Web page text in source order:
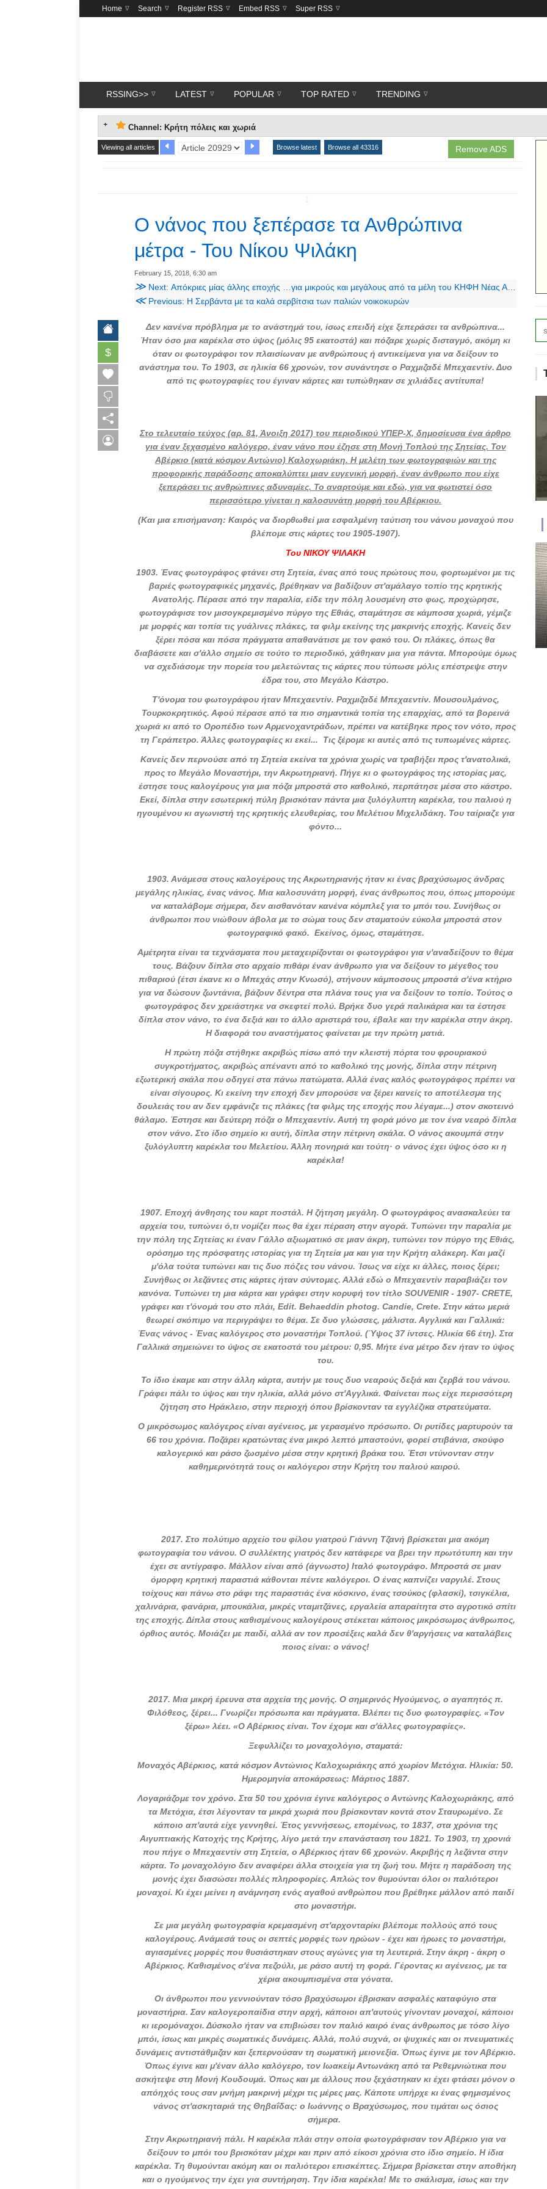
Home Search Register RSS Embed RSS Super RSS
RSSING>> LATEST POPULAR TOP RATED TRENDING
Channel: Κρήτη πόλεις και χωριά
Remove ADS
Viewing all articles Browse latest Browse all 43316
Ο νάνος που ξεπέρασε τα Ανθρώπινα
μέτρα - Του Νίκου Ψιλάκη
February 15, 2018, 6:30 am
≫ Next: Απόκριες μίας άλλης εποχής …για μικρούς και μεγάλους από τα μέλη του ΚΗΦΗ Νέας Αλικαρνασσού
≪Previous: Η Σερβάντα με τα καλά σερβίτσια των παλιών νοικοκυρών
$
Δεν κανένα πρόβλημα με το ανάστημά του, ίσως επειδή είχε ξεπεράσει τα ανθρώπινα...
Ήταν όσο μια καρέκλα στο ύψος (μόλις 95 εκατοστά) και πόζαρε χωρίς δισταγμό, ακόμη κι
όταν οι φωτογράφοι τον πλαισίωναν με ανθρώπους ή αντικείμενα για να δείξουν το
ανάστημα του. Το 1903, σε ηλικία 66 χρονών, τον συνάντησε ο Ραχμιζαδέ Μπεχαεντίν. Δυο
από τις φωτογραφίες του έγιναν κάρτες και τυπώθηκαν σε χιλιάδες αντίτυπα!
Στο τελευταίο τεύχος (αρ. 81, Άνοιξη 2017) του περιοδικού ΥΠΕΡ-Χ, δημοσίευσα ένα άρθρο
για έναν ξεχασμένο καλόγερο, έναν νάνο που έζησε στη Μονή Τοπλού της Σητείας. Τον
Αβέρκιο (κατά κόσμον Αντώνιο) Καλοχωριάκη. Η μελέτη των φωτογραφιών και της
προφορικής παράδοσης αποκαλύπτει μιαν ευγενική μορφή, έναν άνθρωπο που είχε
ξεπεράσει τις ανθρώπινες αδυναμίες. Το αναρτούμε και εδώ, για να φωτιστεί όσο
περισσότερο γίνεται η καλοσυνάτη μορφή του Αβέρκιου.
(Και μια επισήμανση: Καιρός να διορθωθεί μια εσφαλμένη ταύτιση του νάνου μοναχού που
βλέπομε στις κάρτες του 1905-1907).
Του ΝΙΚΟΥ ΨΙΛΑΚΗ
1903. Ένας φωτογράφος φτάνει στη Σητεία, ένας από τους πρώτους που, φορτωμένοι με τις
βαριές φωτογραφικές μηχανές, βρέθηκαν να βαδίζουν στ'αμάλαγο τοπίο της κρητικής
Ανατολής. Πέρασε από την παραλία, είδε την πόλη λουσμένη στο φως, προχώρησε,
φωτογράφισε τον μισογκρεμισμένο πύργο της Εθιάς, σταμάτησε σε κάμποσα χωριά, γέμιζε
με μορφές και τοπία τις γυάλινες πλάκες, τα φιλμ εκείνης της μακρινής εποχής. Κανείς δεν
ξέρει πόσα και πόσα πράγματα απαθανάτισε με τον φακό του. Οι πλάκες, όπως θα
διαβάσετε και σ'άλλο σημείο σε τούτο το περιοδικό, χάθηκαν μια για πάντα. Μπορούμε όμως
να σχεδιάσομε την πορεία του μελετώντας τις κάρτες που τύπωσε μόλις επέστρεψε στην
έδρα του, στο Μεγάλο Κάστρο.
Τ'όνομα του φωτογράφου ήταν Μπεχαεντίν. Ραχμιζαδέ Μπεχαεντίν. Μουσουλμάνος,
Τουρκοκρητικός. Αφού πέρασε από τα πιο σημαντικά τοπία της επαρχίας, από τα βορεινά
χωριά κι από το Οροπέδιο των Αρμενοχαντράδων, πρέπει να κατέβηκε προς τον νότο, προς
τη Γεράπετρο. Άλλες φωτογραφίες κι εκεί... Τις ξέρομε κι αυτές από τις τυπωμένες κάρτες.
Κανείς δεν περνούσε από τη Σητεία εκείνα τα χρόνια χωρίς να τραβήξει προς τ'ανατολικά,
προς το Μεγάλο Μοναστήρι, την Ακρωτηριανή. Πήγε κι ο φωτογράφος της ιστορίας μας,
έστησε τους καλογέρους για μια πόζα μπροστά στο καθολικό, περπάτησε μέσα στο κάστρο.
Εκεί, δίπλα στην εσωτερική πύλη βρισκόταν πάντα μια ξυλόγλυπτη καρέκλα, του παλιού η
ηγουμένου κι αγωνιστή της κρητικής ελευθερίας, του Μελέτιου Μιχελιδάκη. Του ταίριαζε για
φόντο...
1903. Ανάμεσα στους καλογέρους της Ακρωτηριανής ήταν κι ένας βραχύσωμος άνδρας
μεγάλης ηλικίας, ένας νάνος. Μια καλοσυνάτη μορφή, ένας άνθρωπος που, όπως μπορούμε
να καταλάβομε σήμερα, δεν αισθανόταν κανένα κόμπλεξ για το μπόι του. Συνήθως οι
άνθρωποι που νιώθουν άβολα με το σώμα τους δεν σταματούν εύκολα μπροστά στον
φωτογραφικό φακό. Εκείνος, όμως, σταμάτησε.
Αμέτρητα είναι τα τεχνάσματα που μεταχειρίζονται οι φωτογράφοι για ν'αναδείξουν το θέμα
τους. Βάζουν δίπλα στο αρχαίο πιθάρι έναν άνθρωπο για να δείξουν το μέγεθος του
πιθαριού (έτσι έκανε κι ο Μπεχάς στην Κνωσό), στήνουν κάμποσους μπροστά σ'ένα κτήριο
για να δώσουν ζωντάνια, βάζουν δέντρα στα πλάνα τους για να δείξουν το τοπίο. Τούτος ο
φωτογράφος δεν χρειάστηκε να σκεφτεί πολύ. Βρήκε δυο γερά παλικάρια και τα έστησε
δίπλα στον νάνο, το ένα δεξιά και το άλλο αριστερά του, έβαλε και την καρέκλα στην άκρη.
Η διαφορά του αναστήματος φαίνεται με την πρώτη ματιά.
Η πρώτη πόζα στήθηκε ακριβώς πίσω από την κλειστή πόρτα του φρουριακού
συγκροτήματος, ακριβώς απέναντι από το καθολικό της μονής, δίπλα στην πέτρινη
εξωτερική σκάλα που οδηγεί στα πάνω πατώματα. Αλλά ένας καλός φωτογράφος πρέπει να
είναι σίγουρος. Κι εκείνη την εποχή δεν μπορούσε να ξέρει κανείς το αποτέλεσμα της
δουλειάς του αν δεν εμφάνιζε τις πλάκες (τα φιλμς της εποχής που λέγαμε...) στον σκοτεινό
θάλαμο. Έστησε και δεύτερη πόζα ο Μπεχαεντίν. Αυτή τη φορά μόνο με τον ένα νεαρό δίπλα
στον νάνο. Στο ίδιο σημείο κι αυτή, δίπλα στην πέτρινη σκάλα. Ο νάνος ακουμπά στην
ξυλόγλυπτη καρέκλα του Μελετίου. Άλλη πονηριά και τούτη· ο νάνος έχει ύψος όσο κι η
καρέκλα!
1907. Εποχή άνθησης του καρτ ποστάλ. Η ζήτηση μεγάλη. Ο φωτογράφος ανασκαλεύει τα
αρχεία του, τυπώνει ό,τι νομίζει πως θα έχει πέραση στην αγορά. Τυπώνει την παραλία με
την πόλη της Σητείας κι έναν Γάλλο αξιωματικό σε μιαν άκρη, τυπώνει τον πύργο της Εθιάς,
ορόσημο της πρόσφατης ιστορίας για τη Σητεία μα και για την Κρήτη αλάκερη. Και μαζί
μ'όλα τούτα τυπώνει και τις δυο πόζες του νάνου. Ίσως να είχε κι άλλες, ποιος ξέρει;
Συνήθως οι λεζάντες στις κάρτες ήταν σύντομες. Αλλά εδώ ο Μπεχαεντίν παραβιάζει τον
κανόνα. Τυπώνει τη μια κάρτα και γράφει στην κορυφή τον τίτλο SOUVENIR - 1907- CRETE,
γράφει και τ'όνομά του στο πλάι, Edit. Behaeddin photog. Candie, Crete. Στην κάτω μεριά
θεωρεί σκόπιμο να περιγράψει το θέμα. Σε δυο γλώσσες, μάλιστα. Αγγλικά και Γαλλικά:
Ένας νάνος - Ένας καλόγερος στο μοναστήρι Τοπλού. (Ύψος 37 ίντσες. Ηλικία 66 έτη). Στα
Γαλλικά σημειώνει το ύψος σε εκατοστά του μέτρου: 0,95. Μήτε ένα μέτρο δεν ήταν το ύψος
του.
Το ίδιο έκαμε και στην άλλη κάρτα, αυτήν με τους δυο νεαρούς δεξιά και ζερβά του νάνου.
Γράφει πάλι το ύψος και την ηλικία, αλλά μόνο στ'Αγγλικά. Φαίνεται πως είχε περισσότερη
ζήτηση στο Ηράκλειο, στην περιοχή όπου βρίσκονταν τα εγγλέζικα στρατεύματα.
Ο μικρόσωμος καλόγερος είναι αγένειος, με γερασμένο πρόσωπο. Οι ρυτίδες μαρτυρούν τα
66 του χρόνια. Ποζάρει κρατώντας ένα μικρό λεπτό μπαστούνι, φορεί στιβάνια, σκούφο
καλογερικό και ράσο ζωσμένο μέσα στην κρητική βράκα του. Έτσι ντύνονταν στην
καθημερινότητά τους οι καλόγεροι στην Κρήτη του παλιού καιρού.
2017. Στο πολύτιμο αρχείο του φίλου γιατρού Γιάννη Τζανή βρίσκεται μια ακόμη
φωτογραφία του νάνου. Ο συλλέκτης γιατρός δεν κατάφερε να βρει την πρωτότυπη και την
έχει σε αντίγραφο. Μάλλον είναι από (άγνωστο) Ιταλό φωτογράφο. Μπροστά σε μιαν
όμορφη κρητική παραστιά κάθονται πέντε καλόγεροι. Ο ένας καπνίζει ναργιλέ. Στους
τοίχους και πάνω στο ράφι της παραστιάς ένα κόσκινο, ένας τσούκος (φλασκί), τσιγκέλια,
χαλινάρια, φανάρια, μπουκάλια, μικρές νταμιτζάνες, εργαλεία απαραίτητα στο αγροτικό σπίτι
της εποχής. Δίπλα στους καθισμένους καλογέρους στέκεται κάποιος μικρόσωμος άνθρωπος,
όρθιος αυτός. Μοιάζει με παιδί, αλλά αν τον προσέξεις καλά δεν θ'αργήσεις να καταλάβεις
ποιος είναι: ο νάνος!
2017. Μια μικρή έρευνα στα αρχεία της μονής. Ο σημερινός Ηγούμενος, ο αγαπητός π.
Φιλόθεος, ξέρει... Γνωρίζει πρόσωπα και πράγματα. Βλέπει τις δυο φωτογραφίες. «Τον
ξέρω» λέει. «Ο Αβέρκιος είναι. Τον έχομε και σ'άλλες φωτογραφίες».
Ξεφυλλίζει το μοναχολόγιο, σταματά:
Μοναχός Αβέρκιος, κατά κόσμον Αντώνιος Καλοχωριάκης από χωρίον Μετόχια. Ηλικία: 50.
Ημερομηνία αποκάρσεως: Μάρτιος 1887.
Λογαριάζομε τον χρόνο. Στα 50 του χρόνια έγινε καλόγερος ο Αντώνης Καλοχωριάκης, από
τα Μετόχια, έτσι λέγονταν τα μικρά χωριά που βρίσκονταν κοντά στον Σταυρωμένο. Σε
κάποιο απ'αυτά είχε γεννηθεί. Έτος γεννήσεως, επομένως, το 1837, στα χρόνια της
Αιγυπτιακής Κατοχής της Κρήτης, λίγο μετά την επανάσταση του 1821. Το 1903, τη χρονιά
που πήγε ο Μπεχαεντίν στη Σητεία, ο Αβέρκιος ήταν 66 χρονών. Ακριβής η λεζάντα στην
κάρτα. Το μοναχολόγιο δεν αναφέρει άλλα στοιχεία για τη ζωή του. Μήτε η παράδοση της
μονής έχει διασώσει πολλές πληροφορίες. Απλώς τον θυμούνται όλοι οι παλιότεροι
μοναχοί. Κι έχει μείνει η ανάμνηση ενός αγαθού ανθρώπου που βρέθηκε μάλλον από παιδί
στο μοναστήρι.
Σε μια μεγάλη φωτογραφία κρεμασμένη στ'αρχονταρίκι βλέπομε πολλούς από τους
καλογέρους. Ανάμεσά τους οι σεπτές μορφές των ηρώων - έχει και ήρωες το μοναστήρι,
αγιασμένες μορφές που θυσιάστηκαν στους αγώνες για τη λευτεριά. Στην άκρη - άκρη ο
Αβέρκιος. Καθισμένος σ'ένα πεζούλι, με ράσο αυτή τη φορά. Γέροντας κι αγένειος, με τα
χέρια ακουμπισμένα στα γόνατα.
Οι άνθρωποι που γεννιούνταν τόσο βραχύσωμοι έβρισκαν ασφαλές καταφύγιο στα
μοναστήρια. Σαν καλογεροπαίδια στην αρχή, κάποιοι απ'αυτούς γίνονταν μοναχοί, κάποιοι
κι ιερομόναχοι. Δύσκολο ήταν να επιβιώσει τον παλιό καιρό ένας άνθρωπος με τόσο λίγο
μπόι, ίσως και μικρές σωματικές δυνάμεις. Αλλά, πολύ συχνά, οι ψυχικές και οι πνευματικές
δυνάμεις αντιστάθμιζαν και ξεπερνούσαν τη σωματική μειονεξία. Όπως έγινε με τον Αβέρκιο.
Όπως έγινε και μ'έναν άλλο καλόγερο, τον Ιωακείμ Αντωνάκη από τα Ρεθεμνιώτικα που
ασκήτεψε στη Μονή Κουδουμά. Όπως και με άλλους που ξεχάστηκαν κι έχει φτάσει μόνον ο
απόηχός τους σαν μνήμη μακρινή μέχρι τις μέρες μας. Κάποτε υπήρχε κι ένας φημισμένος
νάνος στ'ασκηταριά της Θηβαΐδας: ο Ιωάννης ο Βραχύσωμος, που τιμάται ως όσιος
σήμερα.
Στην Ακρωτηριανή πάλι. Η καρέκλα πλάι στην οποία φωτογράφισαν τον Αβέρκιο για να
δείξουν το μπόι του βρισκόταν μέχρι και πριν από είκοσι χρόνια στο ίδιο σημείο. Η ίδια
καρέκλα. Τη θυμούνται ακόμη και οι παλιότεροι επισκέπτες. Σήμερα βρίσκεται στην αποθήκη
και ο ηγούμενος την έχει για συντήρηση. Την ίδια καρέκλα! Με το σκάλισμα, ίσως και την